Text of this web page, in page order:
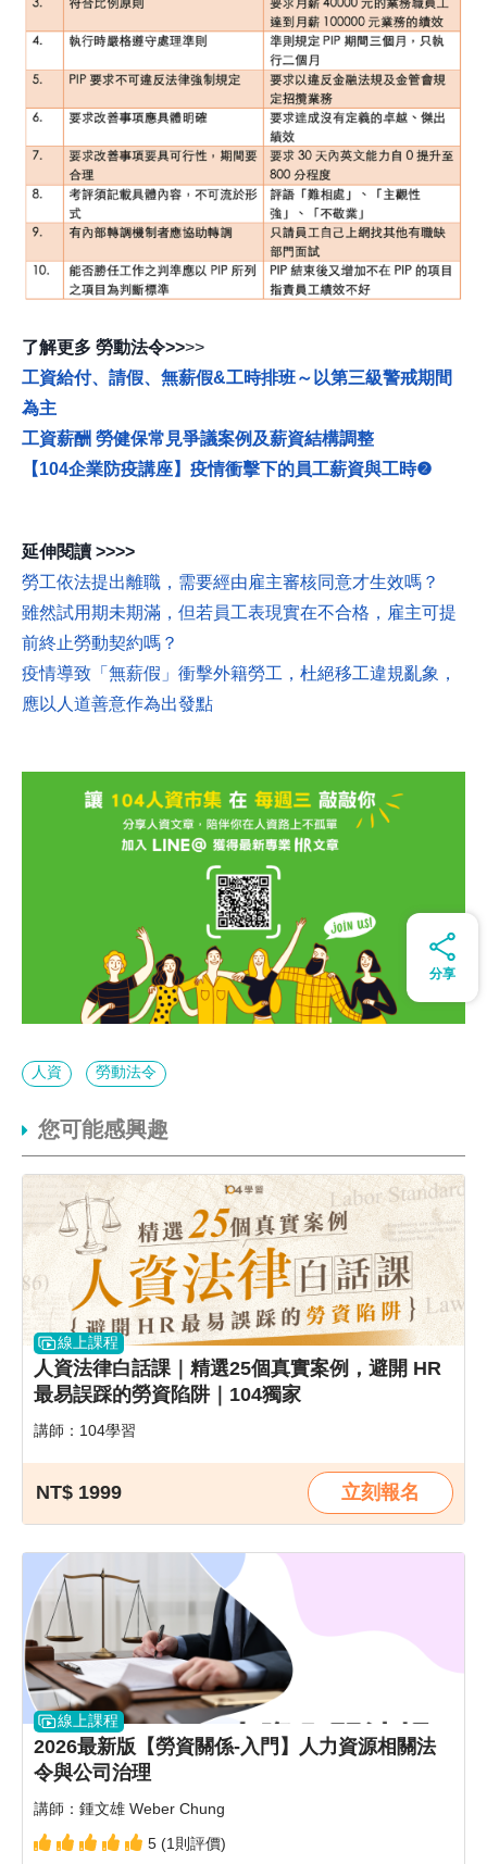
分享
了解更多 勞動法令>>>>
工資給付、 請假、無薪假&工時排班～以第三級警戒期間
為主
工資薪酬 勞健保常見爭議案例及薪資結構調整
【104企業防疫講座】疫情衝擊下的員工薪資與工時❷
延伸閱讀 >>>>
勞工依法提出離職，需要經由雇主審核同意才生效嗎？
雖然試用期未期滿，但若員工表現實在不合格，雇主可提
前終止勞動契約嗎？
疫情導致「無薪假」衝擊外籍勞工，杜絕移工違規亂象，
應以人道善意作為出發點
人資 勞動法令
您可能感興趣
線上課程
人資法律白話課｜精選25個真實案例，避開 HR
最易誤踩的勞資陷阱｜104獨家
講師：104學習
NT$ 1999 立刻報名
線上課程
2026最新版【勞資關係-入門】人力資源相關法
令與公司治理
講師：鍾文雄 Weber Chung
5 (1則評價)